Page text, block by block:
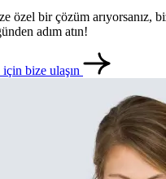
özel bir çözüm arıyorsanız,
adım atın!
bize ulaşın